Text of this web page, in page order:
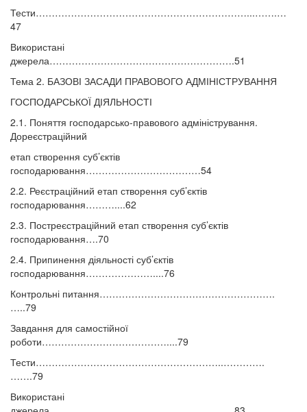
Тести…………………………………………………………...…….…
47
Використані
джерела………………………………………………….51
Тема 2. БАЗОВІ ЗАСАДИ ПРАВОВОГО АДМІНІСТРУВАННЯ
ГОСПОДАРСЬКОЇ ДІЯЛЬНОСТІ
2.1. Поняття господарсько-правового адміністрування.
Дореєстраційний
етап створення суб’єктів
господарювання………………………………54
2.2. Реєстраційний етап створення суб’єктів
господарювання………....62
2.3. Постреєстраційний етап створення суб’єктів
господарювання….70
2.4. Припинення діяльності суб’єктів
господарювання…………………....76
Контрольні питання……………………………………………….
…..79
Завдання для самостійної
роботи…………………………………....79
Тести…………………………………………………..………….
…….79
Використані